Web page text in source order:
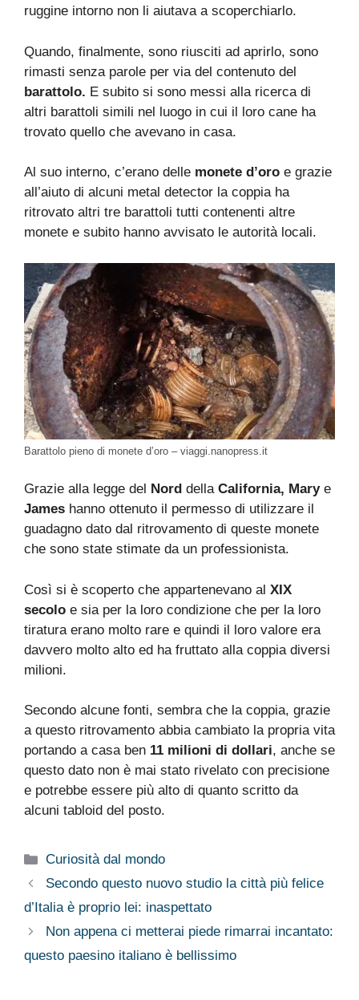
ruggine intorno non li aiutava a scoperchiarlo.
Quando, finalmente, sono riusciti ad aprirlo, sono
rimasti senza parole per via del contenuto del
barattolo. E subito si sono messi alla ricerca di
altri barattoli simili nel luogo in cui il loro cane ha
trovato quello che avevano in casa.
Al suo interno, c’erano delle monete d’oro e grazie
all’aiuto di alcuni metal detector la coppia ha
ritrovato altri tre barattoli tutti contenenti altre
monete e subito hanno avvisato le autorità locali.
Barattolo pieno di monete d’oro – viaggi.nanopress.it
Grazie alla legge del Nord della California, Marye
James hanno ottenuto il permesso di utilizzare il
guadagno dato dal ritrovamento di queste monete
che sono state stimate da un professionista.
Così si è scoperto che appartenevano al XIX
secolo e sia per la loro condizione che per la loro
tiratura erano molto rare e quindi il loro valore era
davvero molto alto ed ha fruttato alla coppia diversi
milioni.
Secondo alcune fonti, sembra che la coppia, grazie
a questo ritrovamento abbia cambiato la propria vita
portando a casa ben 11 milioni di dollari, anche se
questo dato non è mai stato rivelato con precisione
e potrebbe essere più alto di quanto scritto da
alcuni tabloid del posto.
Categorie
Curiosità dal mondo
Secondo questo nuovo studio la città più felice
d’Italia è proprio lei: inaspettato
Non appena ci metterai piede rimarrai incantato:
questo paesino italiano è bellissimo